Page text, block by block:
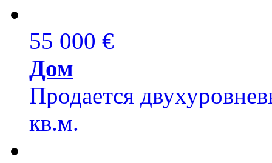
55 000 €
Дом
Продается
кв.м.